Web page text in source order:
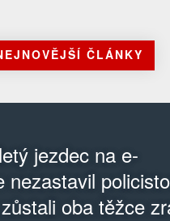
ČLÁNKY
jezdec na e-
nezastavil
oba těžce